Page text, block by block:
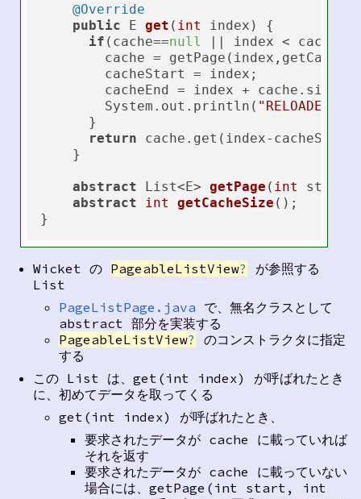
@Override
public E get ( int index)
{
if (cache==null
|| index <
cache =
        cacheStart = index;
cacheEnd = index +
        System.out.println(
"RELOADED:"
      }
return cache.get(index-
    }
abstract List<E> getPage ( int start,
abstract
int getCacheSize () ;
Wicket の PageableListView?
が参照する
List
PageListPage.java で、無名クラスとして
abstract 部分を実装する
PageableListView?
のコンストラクタに指定
する
この List は、get(int index) が呼ばれたとき
に、初めてデータを取ってくる
get(int index) が呼ばれたとき、
要求されたデータが cache に載っていれば
それを返す
要求されたデータが cache に載っていない
場合には、getPage(int start, int